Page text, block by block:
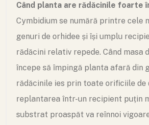
Când planta are rădăcinile foarte
Cymbidium se numără printre cele
genuri de orhidee și își umplu
rădăcini relativ repede. Când masa
începe să împingă planta afară din
rădăcinile ies prin toate orificiile de
replantarea într-un recipient puțin
substrat proaspăt va reînnoi